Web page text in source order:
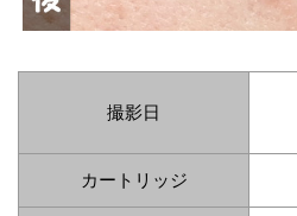
撮影日
カートリッジ